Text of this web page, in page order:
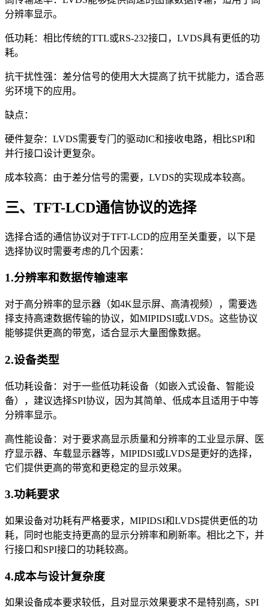
分辨率显示。
低功耗：相比传统的TTL或RS-232接口，LVDS具有更低的功
耗。
抗干扰性强：差分信号的使用大大提高了抗干扰能力，适合恶
劣环境下的应用。
缺点：
硬件复杂：LVDS需要专门的驱动IC和接收电路，相比SPI和
并行接口设计更复杂。
成本较高：由于差分信号的需要，LVDS的实现成本较高。
三、TFT-LCD通信协议的选择
选择合适的通信协议对于TFT-LCD的应用至关重要，以下是
选择协议时需要考虑的几个因素：
1.分辨率和数据传输速率
对于高分辨率的显示器（如4K显示屏、高清视频），需要选
择支持高速数据传输的协议，如MIPIDSI或LVDS。这些协议
能够提供更高的带宽，适合显示大量图像数据。
2.设备类型
低功耗设备：对于一些低功耗设备（如嵌入式设备、智能设
备），建议选择SPI协议，因为其简单、低成本且适用于中等
分辨率显示。
高性能设备：对于要求高显示质量和分辨率的工业显示屏、医
疗显示器、车载显示器等，MIPIDSI或LVDS是更好的选择，
它们提供更高的带宽和更稳定的显示效果。
3.功耗要求
如果设备对功耗有严格要求，MIPIDSI和LVDS提供更低的功
耗，同时也能支持更高的显示分辨率和刷新率。相比之下，并
行接口和SPI接口的功耗较高。
4.成本与设计复杂度
如果设备成本要求较低，且对显示效果要求不是特别高，SPI